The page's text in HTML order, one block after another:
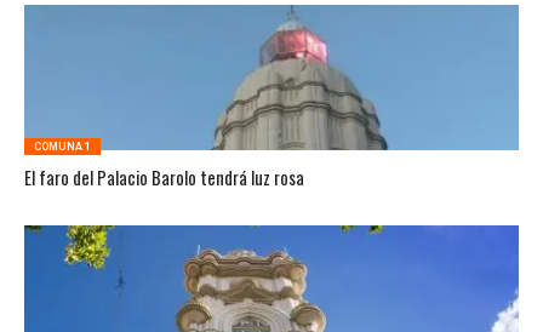
COMUNA 1
El faro del Palacio Barolo tendrá luz rosa